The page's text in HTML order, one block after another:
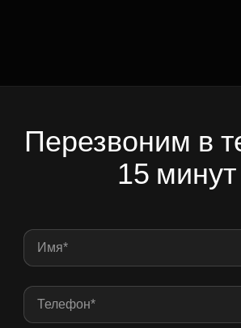
Перезвоним в
15 минут